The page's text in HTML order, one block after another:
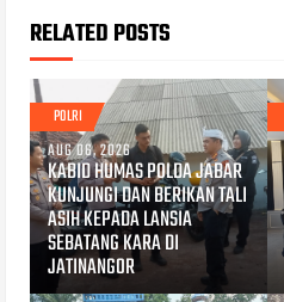
RELATED POSTS
POLRI
AUG 06, 2026
KABID HUMAS POLDA JABAR
KUNJUNGI DAN BERIKAN TALI
ASIH KEPADA LANSIA
SEBATANG KARA DI
JATINANGOR